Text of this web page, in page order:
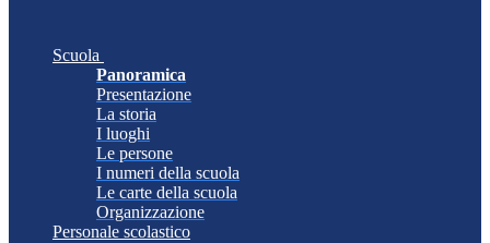
Scuola
Panoramica
Presentazione
La storia
I luoghi
Le persone
I numeri della scuola
Le carte della scuola
Organizzazione
Personale scolastico